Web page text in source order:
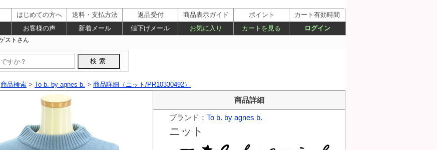
商品検索 > To b. by agnes b. > 商品詳細（ニット/PR10330492）
商品詳細
ブランド： To b. by agnes b.
ニット
はじめての方へ 送料・支払方法 返品受付 商品表示ガイド ポイント
カート有効時間
お客様の声 新着メール 値下げメール お気に入り カートを見る ログイン